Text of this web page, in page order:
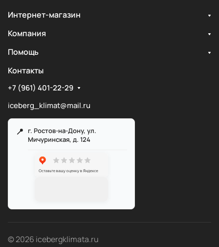
Интернет-магазин
Компания
Помощь
Контакты
+7 (961) 401-22-29
iceberg_klimat@mail.ru
г. Ростов-на-Дону, ул.
Мичуринская, д. 124
© 2026 icebergklimata.ru